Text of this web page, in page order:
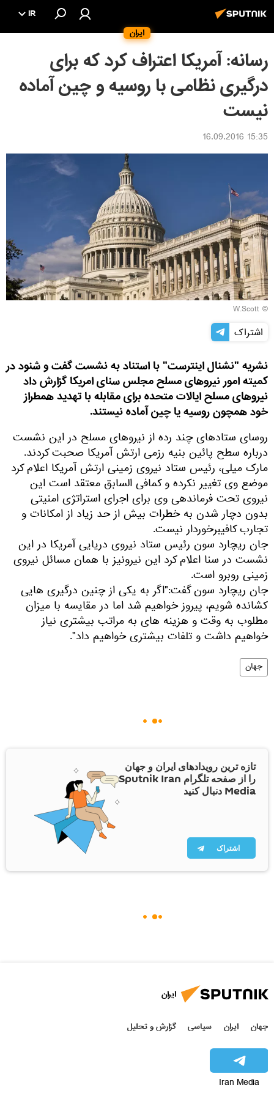
ایران
IR
رسانه: آمریکا اعتراف کرد که برای
درگیری نظامی با روسیه و چین آماده
نیست
15:35 16.09.2016
© W.Scott
اشتراک
نشریه "نشنال اینترست" با استناد به نشست گفت و شنود در
کمیته امور نیروهای مسلح مجلس سنای امریکا گزارش داد
نیروهای مسلح ایالات متحده برای مقابله با تهدید همطراز
خود همچون روسیه یا چین آماده نیستند.
روسای ستادهای چند رده از نیروهای مسلح در این نشست
درباره سطح پائین بنیه رزمی ارتش آمریکا صحبت کردند.
مارک میلی، رئیس ستاد نیروی زمینی ارتش آمریکا اعلام کرد
موضع وی تغییر نکرده و کمافی السابق معتقد است این
نیروی تحت فرماندهی وی برای اجرای استراتژی امنیتی
بدون دچار شدن به خطرات بیش از حد زیاد از امکانات و
تجارب کافیبرخوردار نیست.
جان ریچارد سون رئیس ستاد نیروی دریایی آمریکا در این
نشست در سنا اعلام کرد این نیرونیز با همان مسائل نیروی
زمینی روبرو است.
جان ریچارد سون گفت:"اگر به یکی از چنین درگیری هایی
کشانده شویم، پیروز خواهیم شد اما در مقایسه با میزان
مطلوب به وقت و هزینه های به مراتب بیشتری نیاز
خواهیم داشت و تلفات بیشتری خواهیم داد".
جهان
تازه ترین رویدادهای ایران و جهان
را از صفحه تلگرام Sputnik Iran
Media دنبال کنید
اشتراک
ایران
جهان ایران سیاسی گزارش و تحلیل
Iran Media